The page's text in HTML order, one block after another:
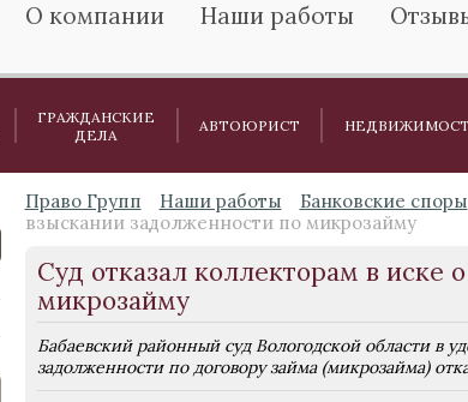
О компании Наши работы
ГРАЖДАНСКИЕ
ДЕЛА
АВТОЮРИСТ
Право Групп Наши работы Банковские споры
взыскании задолженности по микрозайму
Суд отказал коллекторам в иске
микрозайму
Бабаевский районный суд Вологодской области в
задолженности по договору займа (микрозайма)